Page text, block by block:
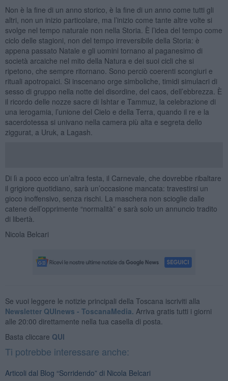
Non è la fine di un anno storico, è la fine di un anno come tutti gli
altri, non un inizio particolare, ma l’inizio come tante altre volte si
svolge nel tempo naturale non nella Storia. È l’idea del tempo come
ciclo delle stagioni, non del tempo irreversibile della Storia: è
appena passato Natale e gli uomini tornano al paganesimo di
società arcaiche nel mito della Natura e dei suoi cicli che si
ripetono, che sempre ritornano. Sono perciò coerenti scongiuri e
rituali apotropaici. Si inscenano orge simboliche, timidi simulacri di
sesso di gruppo nella notte del disordine, del caos, dell’ebbrezza. È
il ricordo delle nozze sacre di Ishtar e Tammuz, la celebrazione di
una ierogamia, l’unione del Cielo e della Terra, quando il re e la
sacerdotessa si univano nella camera più alta e segreta dello
ziggurat, a Uruk, a Lagash.
Di lì a poco ecco un’altra festa, il Carnevale, che dovrebbe ribaltare
il grigiore quotidiano, sarà un’occasione mancata: travestirsi un
gioco inoffensivo, senza rischi. La maschera non scioglie dalle
catene dell’opprimente “normalità” e sarà solo un annuncio tradito
di libertà.
Nicola Belcari
Se vuoi leggere le notizie principali della Toscana iscriviti alla
Newsletter QUInews - ToscanaMedia. Arriva gratis tutti i giorni
alle 20:00 direttamente nella tua casella di posta.
Basta cliccare QUI
Ti potrebbe interessare anche:
Articoli dal Blog “Sorridendo” di Nicola Belcari